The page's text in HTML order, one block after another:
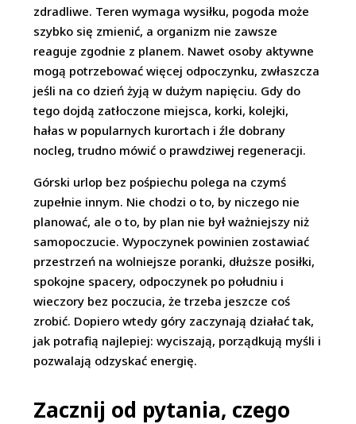
zdradliwe. Teren wymaga wysiłku, pogoda może
szybko się zmienić, a organizm nie zawsze
reaguje zgodnie z planem. Nawet osoby aktywne
mogą potrzebować więcej odpoczynku, zwłaszcza
jeśli na co dzień żyją w dużym napięciu. Gdy do
tego dojdą zatłoczone miejsca, korki, kolejki,
hałas w popularnych kurortach i źle dobrany
nocleg, trudno mówić o prawdziwej regeneracji.
Górski urlop bez pośpiechu polega na czymś
zupełnie innym. Nie chodzi o to, by niczego nie
planować, ale o to, by plan nie był ważniejszy niż
samopoczucie. Wypoczynek powinien zostawiać
przestrzeń na wolniejsze poranki, dłuższe posiłki,
spokojne spacery, odpoczynek po południu i
wieczory bez poczucia, że trzeba jeszcze coś
zrobić. Dopiero wtedy góry zaczynają działać tak,
jak potrafią najlepiej: wyciszają, porządkują myśli i
pozwalają odzyskać energię.
Zacznij od pytania, czego